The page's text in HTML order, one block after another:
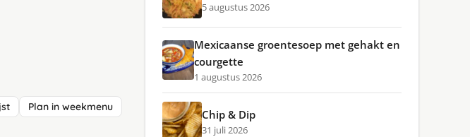
Plan in weekmenu
5 augustus 2026
Mexicaanse groentesoep met gehakt en
courgette
1 augustus 2026
Chip & Dip
31 juli 2026